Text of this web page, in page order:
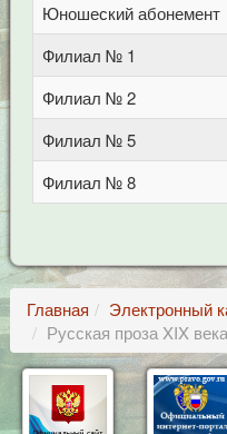
Юношеский абонемент
Филиал № 1
Филиал № 2
Филиал № 5
Филиал № 8
Главная
Электронный
Русская проза XIX века